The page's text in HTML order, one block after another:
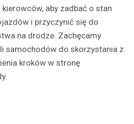
aby zadbać o stan
i przyczynić się do
na drodze. Zachęcamy
samochodów do skorzystania z
kroków w stronę